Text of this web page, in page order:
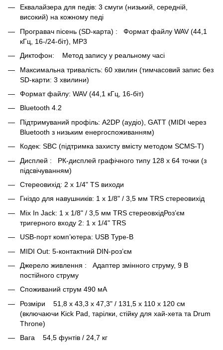
Еквалайзера для педів: 3 смуги (низький, середній,
високий) на кожному педі
Програвач пісень (SD-карта) : Формат файлу WAV (44,1
кГц, 16-/24-біт), MP3
Диктофон: Метод запису у реальному часі
Максимальна тривалість: 60 хвилин (тимчасовий запис без
SD-карти: 3 хвилини)
Формат файлу: WAV (44,1 кГц, 16-біт)
Bluetooth 4.2
Підтримуваний профіль: A2DP (аудіо), GATT (MIDI через
Bluetooth з низьким енергоспоживанням)
Кодек: SBC (підтримка захисту вмісту методом SCMS-T)
Дисплей : РК-дисплей графічного типу 128 x 64 точки (з
підсвічуванням)
Стереовихід: 2 x 1/4" TS виходи
Гніздо для навушників: 1 x 1/8" / 3,5 мм TRS стереовихід
Mix In Jack: 1 x 1/8" / 3,5 мм TRS стереовхідРоз’єм
тригерного входу 2: 1 x 1/4" TRS
USB-порт комп’ютера: USB Type-B
MIDI Out: 5-контактний DIN-роз’єм
Джерело живлення : Адаптер змінного струму, 9 В
постійного струму
Споживаний струм 490 мА
Розміри 51,8 x 43,3 x 47,3" / 131,5 x 110 x 120 см
(включаючи Kick Pad, тарілки, стійку для хай-хета та Drum
Throne)
Вага 54,5 фунтів / 24,7 кг